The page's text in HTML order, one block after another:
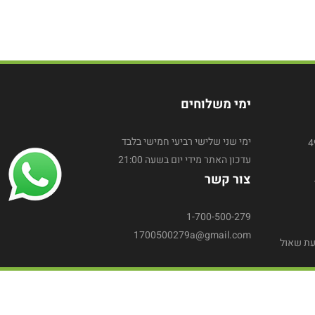
ימי משלוחים
ימי שני שלישי רביעי חמישי בלבד
עדכון האתר מידי יום בשעה 21:00
צור קשר
1-700-500-279
1700500279a@gmail.com
שאול